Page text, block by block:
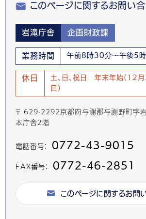
このページに関するお問い
岩滝庁舎 企画財政課
業務時間 午前8時30分～午後5
休日
土、日、祝日 年末年始(12
日)
〒 629-2292京都府与謝郡与謝野町字
本庁舎２階
電話番号： 0772-43-9015
FAX番号： 0772-46-2851
このページに関するお問